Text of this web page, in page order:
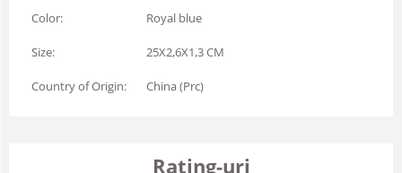
Color: Royal blue
Size: 25X2,6X1,3 CM
Country of Origin: China (Prc)
Rating-uri